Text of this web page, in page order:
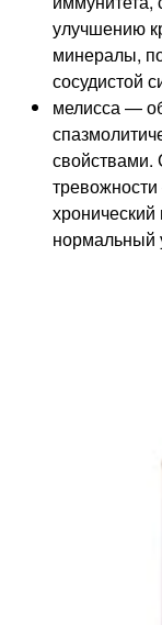
улучшению
минералы,
сосудистой
мелисса —
свойствами.
нормальный